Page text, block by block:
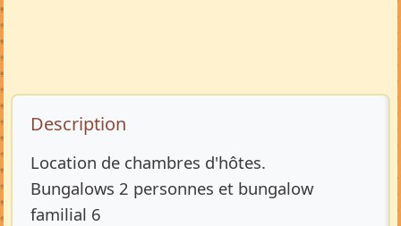
Description de l’annonce
Description
Location de chambres d'hôtes.
Bungalows 2 personnes et bungalow
familial 6